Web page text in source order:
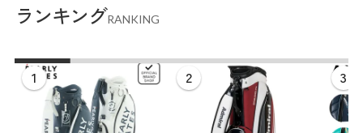
ランキングRANKING